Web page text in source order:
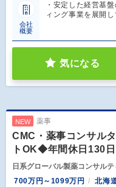
会社
概要
・安定した経営基
ィング事業を展開
気になる
NEW 薬事
CMC・薬事コンサル
トOK◆年間休日130
日系グローバル製薬コンサル
700万円～1099万円
北海